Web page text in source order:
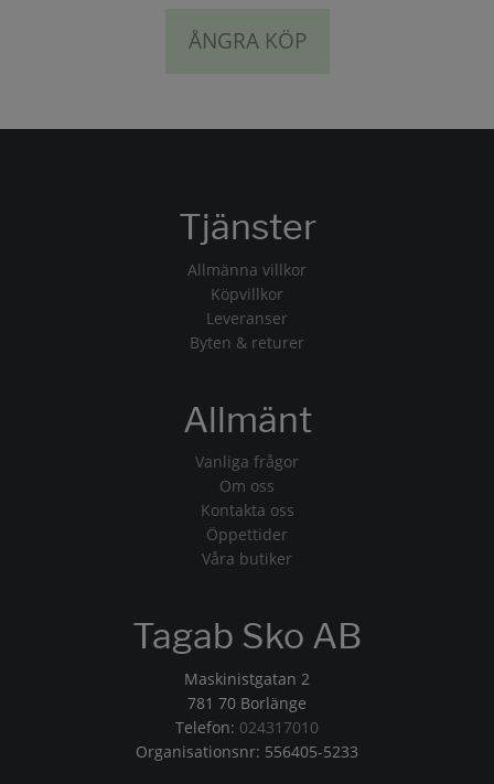
ÅNGRA KÖP
Tjänster
Allmänna villkor
Köpvillkor
Leveranser
Byten & returer
Allmänt
Vanliga frågor
Om oss
Kontakta oss
Öppettider
Våra butiker
Tagab Sko AB
Maskinistgatan 2
781 70 Borlänge
Telefon: 024317010
Organisationsnr: 556405-5233